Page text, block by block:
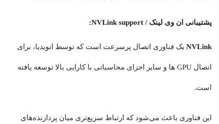
پشتیبانی ان وی لینک / NVLink support:
NVLink یک فناوری اتصال پرسرعت است که توسط انویدیا، برای
اتصال GPU ها و سایر اجزای محاسباتی با کارایی بالا توسعه یافته
است.
این فناوری باعث می‌شود که ارتباط سریع‌تری میان پردازنده‌های